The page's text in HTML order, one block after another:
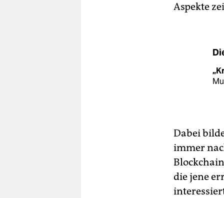
Aspekte
Dabei
immer
die jene